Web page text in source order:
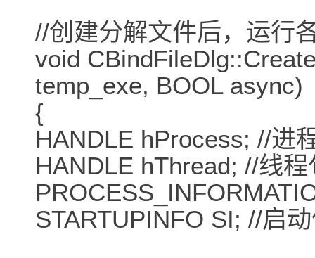
//创建分解文件后，运行
void
temp_exe, BOOL async)
{
HANDLE hProcess; //进
HANDLE hThread; //线程
STARTUPINFO SI; //启